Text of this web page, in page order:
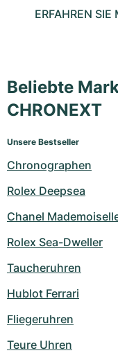
ERFAHREN SIE
Beliebte
CHRONEXT
Unsere Bestseller
Chronographen
Rolex Deepsea
Chanel
Rolex Sea-Dweller
Taucheruhren
Hublot Ferrari
Fliegeruhren
Teure Uhren